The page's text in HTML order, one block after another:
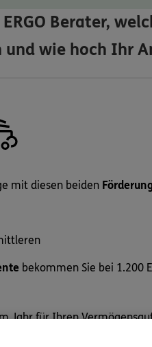
Berater,
und wie hoch Ihr
mit diesen beiden
bekommen Sie bei 1.200
Jahr für Ihren